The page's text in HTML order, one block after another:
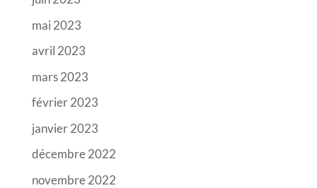
mai 2023
avril 2023
mars 2023
février 2023
janvier 2023
décembre 2022
novembre 2022